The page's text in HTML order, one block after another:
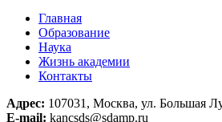
Главная
Образование
Наука
Жизнь академии
Контакты
Адрес: 107031, Москва, ул. Большая
E-mail: kancsds@sdamp.ru